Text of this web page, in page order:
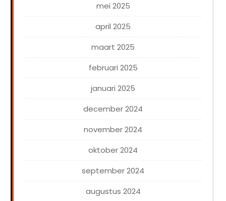
mei 2025
april 2025
maart 2025
februari 2025
januari 2025
december 2024
november 2024
oktober 2024
september 2024
augustus 2024